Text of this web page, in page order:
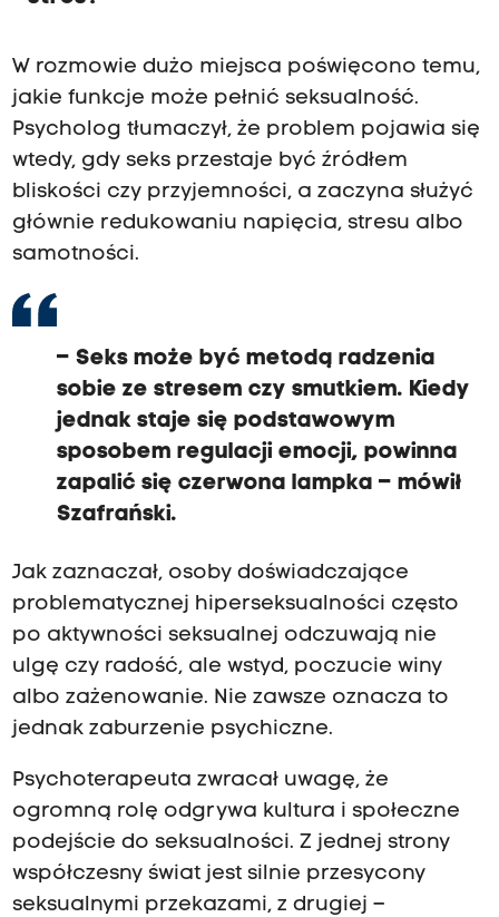
W rozmowie dużo miejsca poświęcono temu,
jakie funkcje może pełnić seksualność.
Psycholog tłumaczył, że problem pojawia się
wtedy, gdy seks przestaje być źródłem
bliskości czy przyjemności, a zaczyna służyć
głównie redukowaniu napięcia, stresu albo
samotności.
– Seks może być metodą radzenia
sobie ze stresem czy smutkiem. Kiedy
jednak staje się podstawowym
sposobem regulacji emocji, powinna
zapalić się czerwona lampka – mówił
Szafrański.
Jak zaznaczał, osoby doświadczające
problematycznej hiperseksualności często
po aktywności seksualnej odczuwają nie
ulgę czy radość, ale wstyd, poczucie winy
albo zażenowanie. Nie zawsze oznacza to
jednak zaburzenie psychiczne.
Psychoterapeuta zwracał uwagę, że
ogromną rolę odgrywa kultura i społeczne
podejście do seksualności. Z jednej strony
współczesny świat jest silnie przesycony
seksualnymi przekazami, z drugiej –